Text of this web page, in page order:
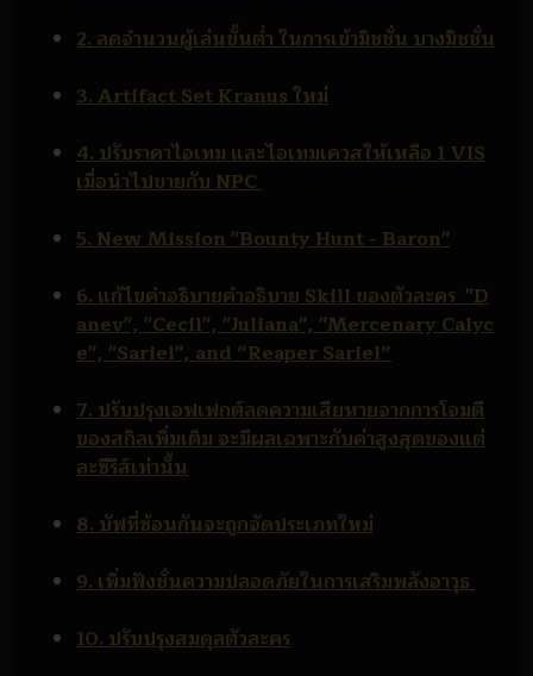
2. ลดจำนวนผู้เล่นขั้นต่ำ ในการเข้ามิชชั่น บางมิชชั่น
3. Artifact Set Kranus ใหม่
4. ปรับราคาไอเทม และไอเทมเควสให้เหลือ 1 VIS
เมื่อนำไปขายกับ NPC
5. New Mission "Bounty Hunt - Baron"
6. แก้ไขคำอธิบายคำอธิบาย Skill ของตัวละคร "D
anev", "Cecil", "Juliana", "Mercenary Calyc
e", "Sariel", and “Reaper Sariel”
7. ปรับปรุงเอฟเฟกต์ลดความเสียหายจากการโจมตี
ของสกิลเพิ่มเติม จะมีผลเฉพาะกับค่าสูงสุดของแต่
ละซีรีส์เท่านั้น
8. บัฟที่ซ้อนกันจะถูกจัดประเภทใหม่
9. เพิ่มฟังชั่นความปลอดภัยในการเสริมพลังอาวุธ
10. ปรับปรุงสมดุลตัวละคร